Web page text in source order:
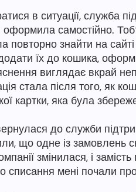
в ситуації, служба
самостійно.
повторно знайти на сайті
додати їх до кошика,
виглядає вкрай
стала після того, як
картки, яка була
до служби
що одне із замовлень
змінилася, і
списання мені почали